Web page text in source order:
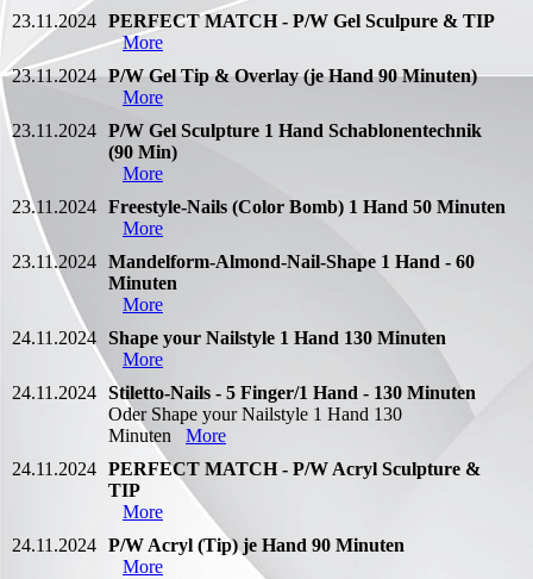
23.11.2024 PERFECT MATCH - P/W Gel Sculpure & TIP
More
23.11.2024 P/W Gel Tip & Overlay (je Hand 90 Minuten)
More
23.11.2024 P/W Gel Sculpture 1 Hand Schablonentechnik
(90 Min)
More
23.11.2024 Freestyle-Nails (Color Bomb) 1 Hand 50 Minuten
More
23.11.2024 Mandelform-Almond-Nail-Shape 1 Hand - 60
Minuten
More
24.11.2024 Shape your Nailstyle 1 Hand 130 Minuten
More
24.11.2024 Stiletto-Nails - 5 Finger/1 Hand - 130 Minuten
Oder Shape your Nailstyle 1 Hand 130
Minuten More
24.11.2024 PERFECT MATCH - P/W Acryl Sculpture &
TIP
More
24.11.2024 P/W Acryl (Tip) je Hand 90 Minuten
More